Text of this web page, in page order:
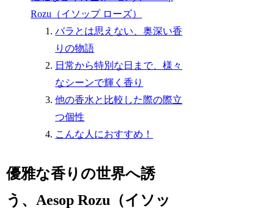
Rozu（イソップ ローズ）
バラとは思えない、奥深い香
りの物語
日常から特別な日まで、様々
なシーンで輝く香り
他の香水と比較した際の際立
つ個性
こんな人におすすめ！
優雅な香りの世界へ誘
う、Aesop Rozu（イソッ